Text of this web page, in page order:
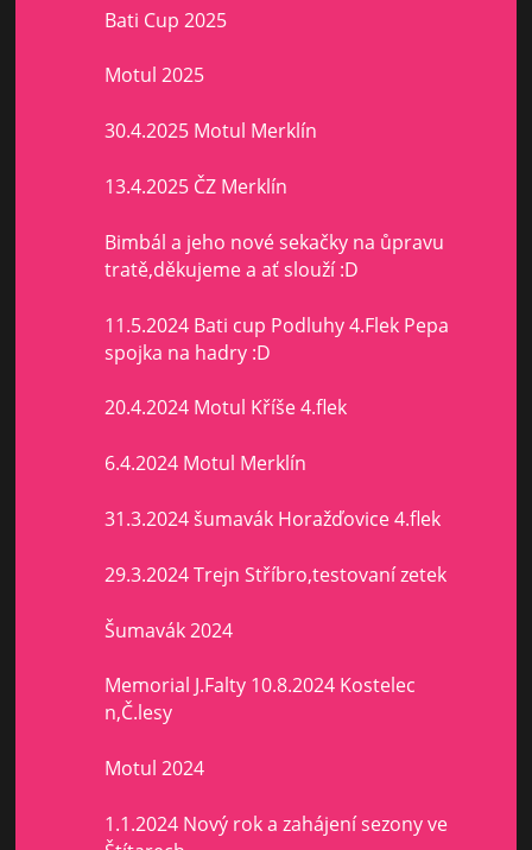
Bati Cup 2025
Motul 2025
30.4.2025 Motul Merklín
13.4.2025 ČZ Merklín
Bimbál a jeho nové sekačky na ůpravu
tratě,děkujeme a ať slouží :D
11.5.2024 Bati cup Podluhy 4.Flek Pepa
spojka na hadry :D
20.4.2024 Motul Kříše 4.flek
6.4.2024 Motul Merklín
31.3.2024 šumavák Horažďovice 4.flek
29.3.2024 Trejn Stříbro,testovaní zetek
Šumavák 2024
Memorial J.Falty 10.8.2024 Kostelec
n,Č.lesy
Motul 2024
1.1.2024 Nový rok a zahájení sezony ve